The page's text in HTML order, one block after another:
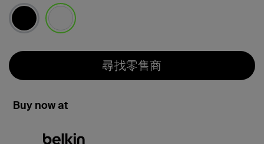
尋找零售商
Buy now at